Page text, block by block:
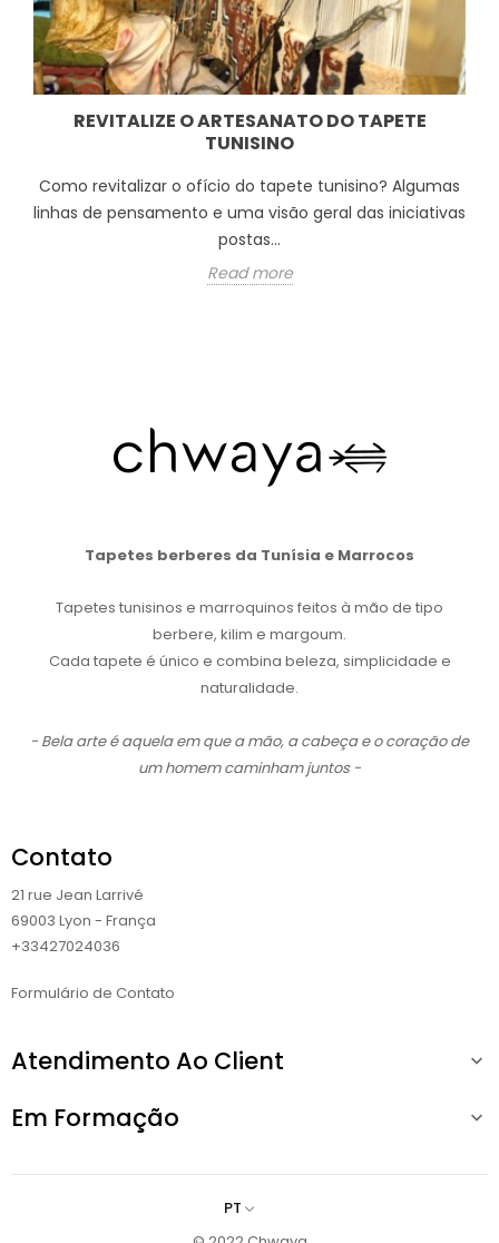
REVITALIZE O ARTESANATO DO TAPETE
TUNISINO
Como revitalizar o ofício do tapete tunisino? Algumas
linhas de pensamento e uma visão geral das iniciativas
postas...
Read more
Tapetes berberes da Tunísia e Marrocos
Tapetes tunisinos e marroquinos feitos à mão de tipo
berbere, kilim e margoum.
Cada tapete é único e combina beleza, simplicidade e
naturalidade.
- Bela arte é aquela em que a mão, a cabeça e o coração de
um homem caminham juntos -
Contato
21 rue Jean Larrivé
69003 Lyon - França
+33427024036
Formulário de Contato
Atendimento Ao Client 
Em Formação 
PT